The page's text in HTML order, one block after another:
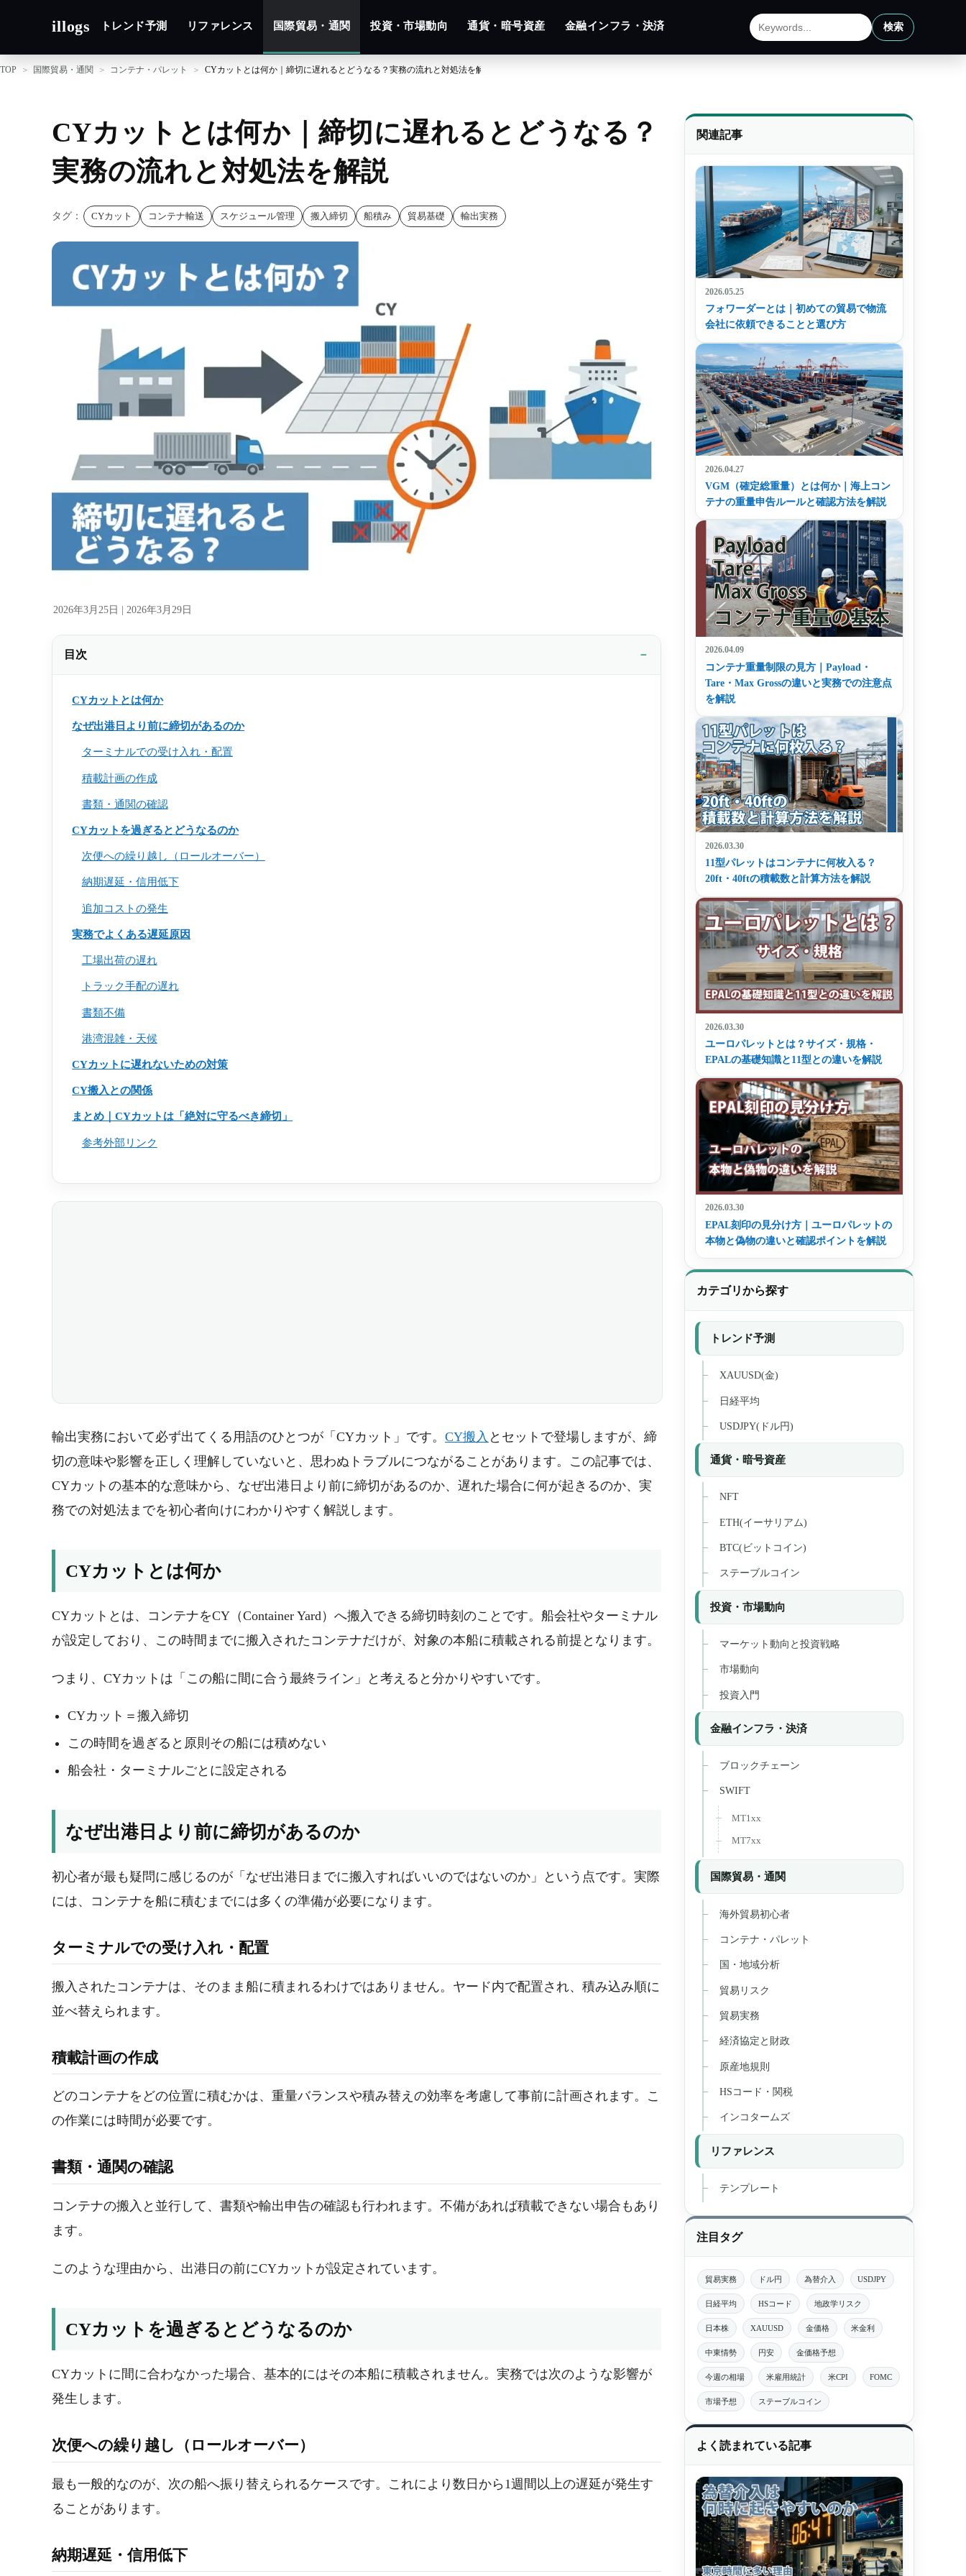
illogs トレンド予測 リファレンス 国際貿易・通関 投資・市場動向 通貨・暗号資産 金融インフラ・決済
サイト内検索 検索
TOP 国際貿易・通関 コンテナ・パレット CYカットとは何か｜締切に遅れるとどうなる？実務の流れと対処法を解説
CYカットとは何か｜締切に遅れるとどうなる？
実務の流れと対処法を解説
タグ： CYカット コンテナ輸送 スケジュール管理 搬入締切 船積み 貿易基礎 輸出実務
2026年3月25日 | 2026年3月29日
目次
CYカットとは何か
なぜ出港日より前に締切があるのか
ターミナルでの受け入れ・配置
積載計画の作成
書類・通関の確認
CYカットを過ぎるとどうなるのか
次便への繰り越し（ロールオーバー）
納期遅延・信用低下
追加コストの発生
実務でよくある遅延原因
工場出荷の遅れ
トラック手配の遅れ
書類不備
港湾混雑・天候
CYカットに遅れないための対策
CY搬入との関係
まとめ｜CYカットは「絶対に守るべき締切」
参考外部リンク
輸出実務において必ず出てくる用語のひとつが「CYカット」です。 CY搬入 とセットで登場しますが、締
切の意味や影響を正しく理解していないと、思わぬトラブルにつながることがあります。この記事では、
CYカットの基本的な意味から、なぜ出港日より前に締切があるのか、遅れた場合に何が起きるのか、実
務での対処法までを初心者向けにわかりやすく解説します。
CYカットとは何か
CYカットとは、コンテナをCY（Container Yard）へ搬入できる締切時刻のことです。船会社やターミナル
が設定しており、この時間までに搬入されたコンテナだけが、対象の本船に積載される前提となります。
つまり、CYカットは「この船に間に合う最終ライン」と考えると分かりやすいです。
CYカット＝搬入締切
この時間を過ぎると原則その船には積めない
船会社・ターミナルごとに設定される
なぜ出港日より前に締切があるのか
初心者が最も疑問に感じるのが「なぜ出港日までに搬入すればいいのではないのか」という点です。実際
には、コンテナを船に積むまでには多くの準備が必要になります。
ターミナルでの受け入れ・配置
搬入されたコンテナは、そのまま船に積まれるわけではありません。ヤード内で配置され、積み込み順に
並べ替えられます。
積載計画の作成
どのコンテナをどの位置に積むかは、重量バランスや積み替えの効率を考慮して事前に計画されます。こ
の作業には時間が必要です。
書類・通関の確認
コンテナの搬入と並行して、書類や輸出申告の確認も行われます。不備があれば積載できない場合もあり
ます。
このような理由から、出港日の前にCYカットが設定されています。
CYカットを過ぎるとどうなるのか
CYカットに間に合わなかった場合、基本的にはその本船に積載されません。実務では次のような影響が
発生します。
次便への繰り越し（ロールオーバー）
最も一般的なのが、次の船へ振り替えられるケースです。これにより数日から1週間以上の遅延が発生す
ることがあります。
納期遅延・信用低下
関連記事
2026.05.25
フォワーダーとは｜初めての貿易で物流
会社に依頼できることと選び方
2026.04.27
VGM（確定総重量）とは何か｜海上コン
テナの重量申告ルールと確認方法を解説
2026.04.09
コンテナ重量制限の見方｜Payload・
Tare・Max Grossの違いと実務での注意点
を解説
2026.03.30
11型パレットはコンテナに何枚入る？
20ft・40ftの積載数と計算方法を解説
2026.03.30
ユーロパレットとは？サイズ・規格・
EPALの基礎知識と11型との違いを解説
2026.03.30
EPAL刻印の見分け方｜ユーロパレットの
本物と偽物の違いと確認ポイントを解説
カテゴリから探す
トレンド予測
XAUUSD(金)
日経平均
USDJPY(ドル円)
通貨・暗号資産
NFT
ETH(イーサリアム)
BTC(ビットコイン)
ステーブルコイン
投資・市場動向
マーケット動向と投資戦略
市場動向
投資入門
金融インフラ・決済
ブロックチェーン
SWIFT
MT1xx
MT7xx
国際貿易・通関
海外貿易初心者
コンテナ・パレット
国・地域分析
貿易リスク
貿易実務
経済協定と財政
原産地規則
HSコード・関税
インコタームズ
リファレンス
テンプレート
注目タグ
貿易実務 ドル円 為替介入 USDJPY
日経平均 HSコード 地政学リスク
日本株 XAUUSD 金価格 米金利
中東情勢 円安 金価格予想
今週の相場 米雇用統計 米CPI FOMC
市場予想 ステーブルコイン
よく読まれている記事